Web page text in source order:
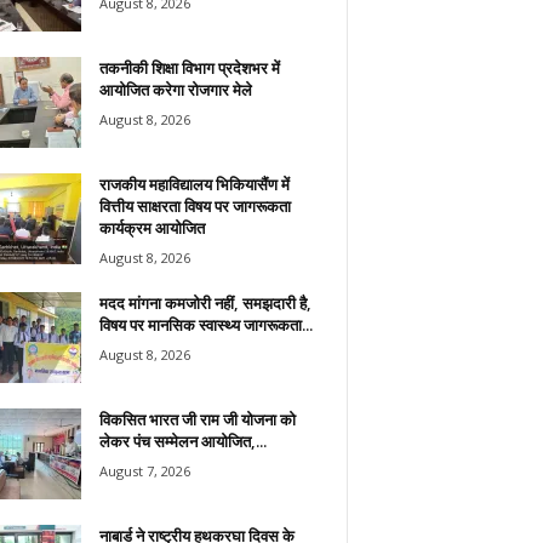
तकनीकी शिक्षा विभाग प्रदेशभर में
आयोजित करेगा रोजगार मेले
August 8, 2026
राजकीय महाविद्यालय भिकियासैंण में
वित्तीय साक्षरता विषय पर जागरूकता
कार्यक्रम आयोजित
August 8, 2026
मदद मांगना कमजोरी नहीं, समझदारी है,
विषय पर मानसिक स्वास्थ्य जागरूकता...
August 8, 2026
विकसित भारत जी राम जी योजना को
लेकर पंच सम्मेलन आयोजित,...
August 7, 2026
नाबार्ड ने राष्ट्रीय हथकरघा दिवस के